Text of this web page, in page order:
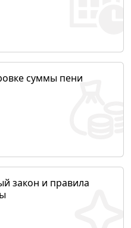
суммы пени
закон и правила